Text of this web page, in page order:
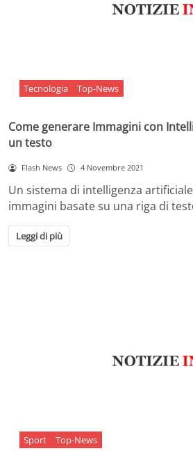
Tecnologia Top-News
Come generare Immagini con
un testo
Flash News 4 Novembre 2021
Un sistema di intelligenza
immagini basate su una riga di
Leggi di più
Sport Top-News